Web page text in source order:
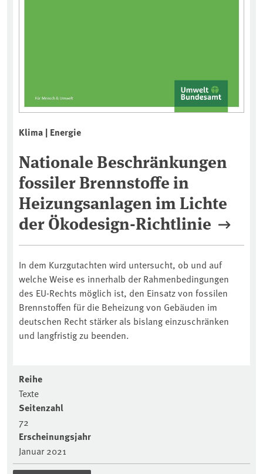
Klima | Energie
Nationale Beschränkungen
fossiler Brennstoffe in
Heizungsanlagen im Lichte
der Ökodesign-Richtlinie
In dem Kurzgutachten wird untersucht, ob und auf
welche Weise es innerhalb der Rahmenbedingungen
des EU-Rechts möglich ist, den Einsatz von fossilen
Brennstoffen für die Beheizung von Gebäuden im
deutschen Recht stärker als bislang einzuschränken
und langfristig zu beenden.
Reihe
Texte
Seitenzahl
72
Erscheinungsjahr
Januar 2021